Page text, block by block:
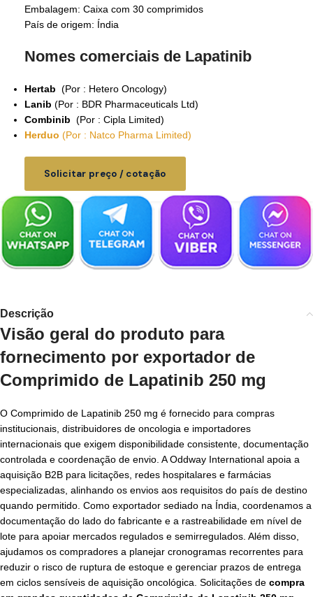
Embalagem: Caixa com 30 comprimidos
País de origem: Índia
Nomes comerciais de Lapatinib
Hertab (Por : Hetero Oncology)
Lanib (Por : BDR Pharmaceuticals Ltd)
Combinib (Por : Cipla Limited)
Herduo (Por : Natco Pharma Limited)
Solicitar preço / cotação
Descrição
Visão geral do produto para
fornecimento por exportador de
Comprimido de Lapatinib 250 mg
O Comprimido de Lapatinib 250 mg é fornecido para compras
institucionais, distribuidores de oncologia e importadores
internacionais que exigem disponibilidade consistente, documentação
controlada e coordenação de envio. A Oddway International apoia a
aquisição B2B para licitações, redes hospitalares e farmácias
especializadas, alinhando os envios aos requisitos do país de destino
quando permitido. Como exportador sediado na Índia, coordenamos a
documentação do lado do fabricante e a rastreabilidade em nível de
lote para apoiar mercados regulados e semirregulados. Além disso,
ajudamos os compradores a planejar cronogramas recorrentes para
reduzir o risco de ruptura de estoque e gerenciar prazos de entrega
em ciclos sensíveis de aquisição oncológica. Solicitações de compra